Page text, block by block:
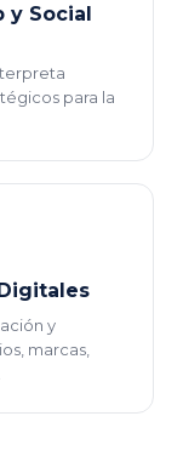
y Social
para la
y
marcas,